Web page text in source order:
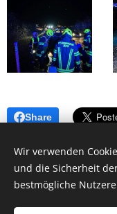
Share
© 2023 Freiwillige
Wir verwenden
und die Sicherheit
bestmögliche